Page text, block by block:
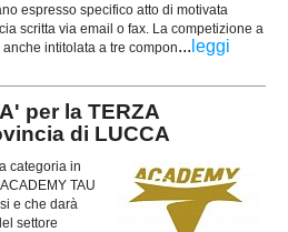
espresso specifico atto di motivata
scritta via email o fax. La competizione a
intitolata a tre compon... leggi
per la TERZA
di LUCCA
categoria in
TAU
e che darà
settore